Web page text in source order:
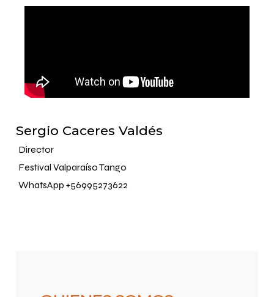
Sergio Caceres Valdés
Director
Festival Valparaíso Tango
WhatsApp +56995273622